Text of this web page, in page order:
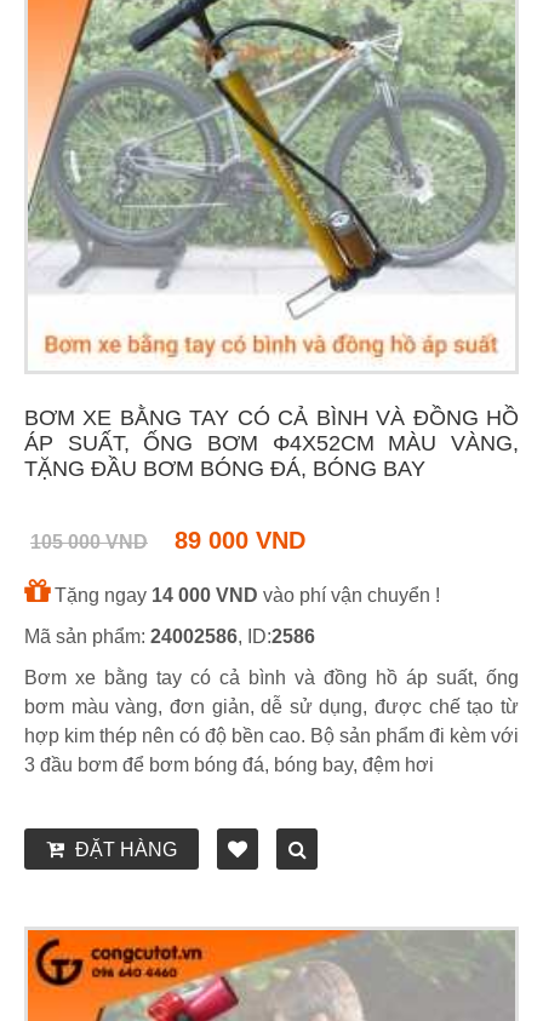
BƠM XE BẰNG TAY CÓ CẢ BÌNH VÀ ĐỒNG HỒ
ÁP SUẤT, ỐNG BƠM Φ4X52CM MÀU VÀNG,
TẶNG ĐẦU BƠM BÓNG ĐÁ, BÓNG BAY
105 000 VND 89 000 VND
Tặng ngay 14 000 VND vào phí vận chuyển !
Mã sản phẩm: 24002586, ID:2586
Bơm xe bằng tay có cả bình và đồng hồ áp suất, ống
bơm màu vàng, đơn giản, dễ sử dụng, được chế tạo từ
hợp kim thép nên có độ bền cao. Bộ sản phẩm đi kèm với
3 đầu bơm để bơm bóng đá, bóng bay, đệm hơi
ĐẶT HÀNG